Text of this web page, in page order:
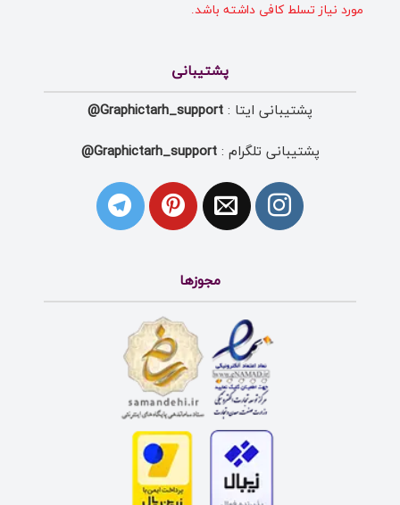
مورد نیاز تسلط کافی داشته باشد.
پشتیبانی
پشتیبانی ایتا : Graphictarh_support@
پشتیبانی تلگرام :Graphictarh_support@
مجوزها